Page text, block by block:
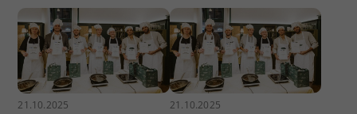
21.10.2025 21.10.2025